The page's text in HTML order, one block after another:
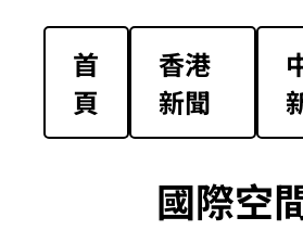
首
頁
香港
新聞
國際空